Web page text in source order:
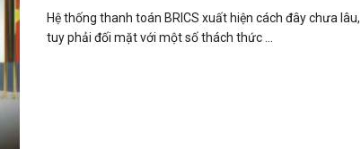
Hệ thống thanh toán BRICS xuất hiện cách đây chưa lâu,
tuy phải đối mặt với một số thách thức ...